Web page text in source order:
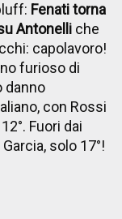
Fenati torna
Antonelli che
capolavoro!
furioso di
danno
con Rossi
Fuori dai
solo 17°!